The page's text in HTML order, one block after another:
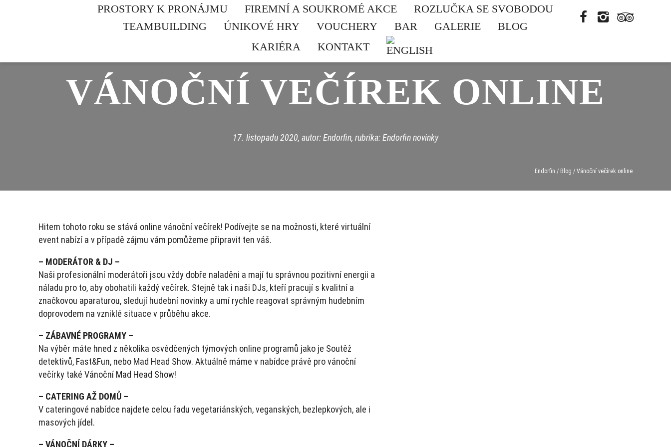
PROSTORY K PRONÁJMU FIREMNÍ A SOUKROMÉ AKCE
ROZLUČKA SE SVOBODOU
TEAMBUILDING
ÚNIKOVÉ HRY VOUCHERY BAR GALERIE
BLOG
KARIÉRA
KONTAKT
VÁNOČNÍ VEČÍREK ONLINE
17. listopadu 2020, autor: Endorfin, rubrika:Endorfin novinky
Endorfin / Blog / Vánoční večírek online
Hitem tohoto roku se stává online vánoční večírek! Podívejte se na možnosti, které virtuální
event nabízí a v případě zájmu vám pomůžeme připravit ten váš.
– MODERÁTOR & DJ –
Naši profesionální moderátoři jsou vždy dobře naladěni a mají tu správnou pozitivní energii a
náladu pro to, aby obohatili každý večírek. Stejně tak i naši DJs, kteří pracují s kvalitní a
značkovou aparaturou, sledují hudební novinky a umí rychle reagovat správným hudebním
doprovodem na vzniklé situace v průběhu akce.
– ZÁBAVNÉ PROGRAMY –
Na výběr máte hned z několika osvědčených týmových online programů jako je Soutěž
detektivů, Fast&Fun, nebo Mad Head Show. Aktuálně máme v nabídce právě pro vánoční
večírky také Vánoční Mad Head Show!
– CATERING AŽ DOMŮ –
V cateringové nabídce najdete celou řadu vegetariánských, veganských, bezlepkových, ale i
masových jídel.
– VÁNOČNÍ DÁRKY –